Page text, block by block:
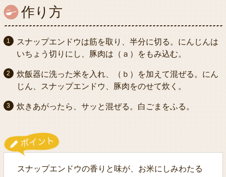
作り方
スナップエンドウは筋を取り、半分に切る。にんじんは
いちょう切りにし、豚肉は（ａ）をもみ込む。
炊飯器に洗った米を入れ、（ｂ）を加えて混ぜる。にん
じん、スナップエンドウ、豚肉をのせて炊く。
炊きあがったら、サッと混ぜる。白ごまをふる。
スナップエンドウの香りと味が、お米にしみわたる